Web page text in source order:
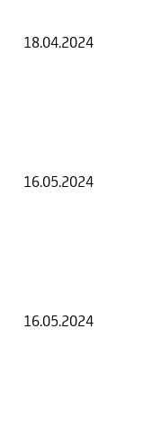
18.04.2024
16.05.2024
16.05.2024